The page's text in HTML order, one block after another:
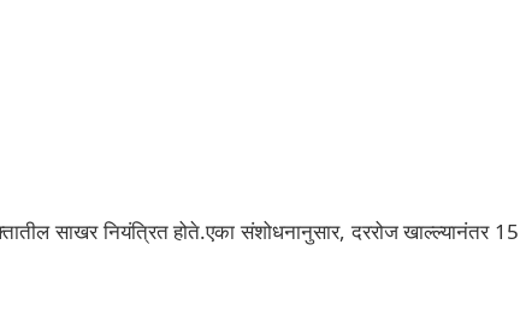
साखर नियंत्रित होते.एका संशोधनानुसार, दररोज खाल्ल्यानंतर 15